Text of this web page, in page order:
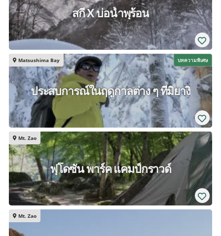
สกี X บ่อน้ำพุร้อน
บทความพิเศษ
Matsushima Bay
ประสบการณ์ในฤดูกาลต่าง ๆ ที่มิยางิ
Mt. Zao
ฟุโดซัน พาร์ค แคมป์กราวด์
Mt. Zao